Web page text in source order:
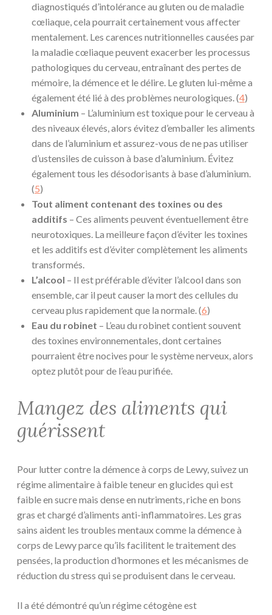
diagnostiqués d’intolérance au gluten ou de maladie
cœliaque, cela pourrait certainement vous affecter
mentalement. Les carences nutritionnelles causées par
la maladie cœliaque peuvent exacerber les processus
pathologiques du cerveau, entraînant des pertes de
mémoire, la démence et le délire. Le gluten lui-même a
également été lié à des problèmes neurologiques. (4)
Aluminium – L’aluminium est toxique pour le cerveau à
des niveaux élevés, alors évitez d’emballer les aliments
dans de l’aluminium et assurez-vous de ne pas utiliser
d’ustensiles de cuisson à base d’aluminium. Évitez
également tous les désodorisants à base d’aluminium.
(5)
Tout aliment contenant des toxines ou des
additifs – Ces aliments peuvent éventuellement être
neurotoxiques. La meilleure façon d’éviter les toxines
et les additifs est d’éviter complètement les aliments
transformés.
L’alcool – Il est préférable d’éviter l’alcool dans son
ensemble, car il peut causer la mort des cellules du
cerveau plus rapidement que la normale. (6)
Eau du robinet – L’eau du robinet contient souvent
des toxines environnementales, dont certaines
pourraient être nocives pour le système nerveux, alors
optez plutôt pour de l’eau purifiée.
Mangez des aliments qui
guérissent
Pour lutter contre la démence à corps de Lewy, suivez un
régime alimentaire à faible teneur en glucides qui est
faible en sucre mais dense en nutriments, riche en bons
gras et chargé d’aliments anti-inflammatoires. Les gras
sains aident les troubles mentaux comme la démence à
corps de Lewy parce qu’ils facilitent le traitement des
pensées, la production d’hormones et les mécanismes de
réduction du stress qui se produisent dans le cerveau.
Il a été démontré qu’un régime cétogène est